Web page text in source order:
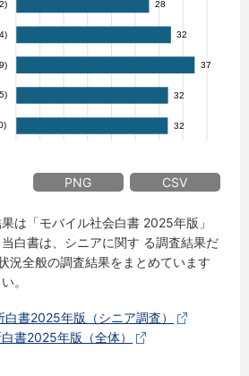
PNG CSV
は「モバイル社会白書 2025年版」
白書は、シニアに関す る調査結果だ
況全般の調査結果をまとめています
。
書2025年版（シニア調査）
書2025年版（全体）